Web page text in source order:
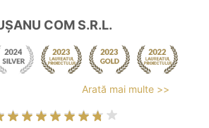
COM S.R.L.
Arată mai multe >>